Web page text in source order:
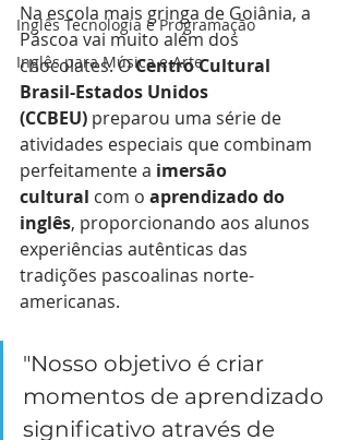
Inglês Tecnologia e Programação
Inglês para Música e Arte
Na escola mais gringa de Goiânia, a
Páscoa vai muito além dos
chocolates. O Centro Cultural
Brasil-Estados Unidos
(CCBEU) preparou uma série de
atividades especiais que combinam
perfeitamente a imersão
cultural com o aprendizado do
inglês, proporcionando aos alunos
experiências autênticas das
tradições pascoalinas norte-
americanas.
"Nosso objetivo é criar
momentos de aprendizado
significativo através de